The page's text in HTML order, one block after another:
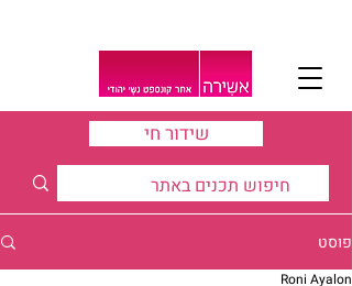
שידור חי
פוסט
Roni Ayalon